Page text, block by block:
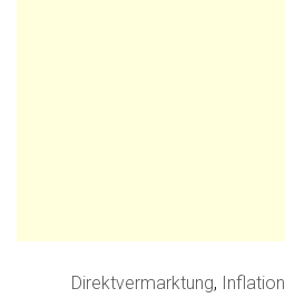
Direktvermarktung, Inflation